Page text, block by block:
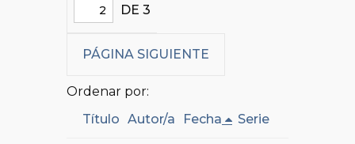
DE 3
PÁGINA SIGUIENTE
Ordenar por:
Título Autor/a Fecha Serie